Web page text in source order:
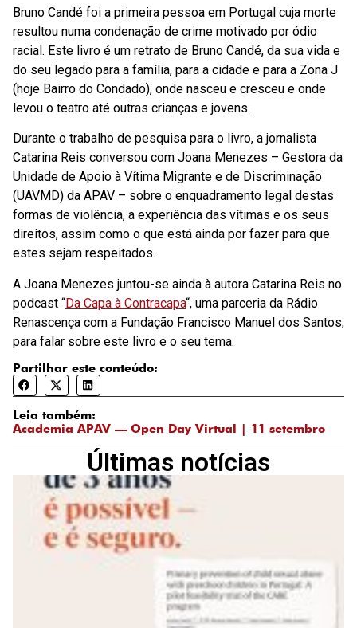
Bruno Candé foi a primeira pessoa em Portugal cuja morte
resultou numa condenação de crime motivado por ódio
racial. Este livro é um retrato de Bruno Candé, da sua vida e
do seu legado para a família, para a cidade e para a Zona J
(hoje Bairro do Condado), onde nasceu e cresceu e onde
levou o teatro até outras crianças e jovens.
Durante o trabalho de pesquisa para o livro, a jornalista
Catarina Reis conversou com Joana Menezes – Gestora da
Unidade de Apoio à Vítima Migrante e de Discriminação
(UAVMD) da APAV – sobre o enquadramento legal destas
formas de violência, a experiência das vítimas e os seus
direitos, assim como o que está ainda por fazer para que
estes sejam respeitados.
A Joana Menezes juntou-se ainda à autora Catarina Reis no
podcast “Da Capa à Contracapa“, uma parceria da Rádio
Renascença com a Fundação Francisco Manuel dos Santos,
para falar sobre este livro e o seu tema.
Partilhar este conteúdo:
Leia também:
Academia APAV — Open Day Virtual | 11 setembro
Últimas notícias